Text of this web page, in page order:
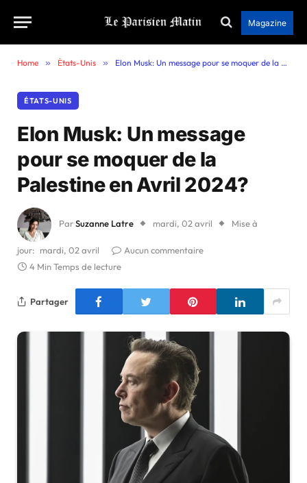
Magazine
Home » États-Unis » Elon Musk: Un message pour se moquer de la Palestine en Avril 2024?
ÉTATS-UNIS
Elon Musk: Un message
pour se moquer de la
Palestine en Avril 2024?
ParSuzanne Latre mardi, 02 avril Mise à
jour: mardi, 02 avril
Aucun commentaire
4 Min Temps de lecture
Partager